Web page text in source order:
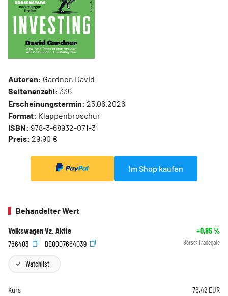
Autoren: Gardner, David
Seitenanzahl: 336
Erscheinungstermin: 25.06.2026
Format: Klappenbroschur
ISBN: 978-3-68932-071-3
Preis: 29,90 €
Im Shop kaufen
Behandelter Wert
Volkswagen Vz. Aktie +0,85%
766403
DE0007664039 Börse: Tradegate
Watchlist
Kurs 76,42 EUR